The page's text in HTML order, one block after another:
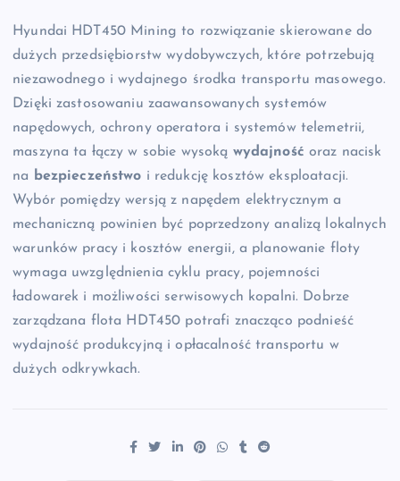
Hyundai HDT450 Mining to rozwiązanie skierowane do
dużych przedsiębiorstw wydobywczych, które potrzebują
niezawodnego i wydajnego środka transportu masowego.
Dzięki zastosowaniu zaawansowanych systemów
napędowych, ochrony operatora i systemów telemetrii,
maszyna ta łączy w sobie wysoką wydajność oraz nacisk
na
bezpieczeństwo i redukcję kosztów eksploatacji.
Wybór pomiędzy wersją z napędem elektrycznym a
mechaniczną powinien być poprzedzony analizą lokalnych
warunków pracy i kosztów energii, a planowanie floty
wymaga uwzględnienia cyklu pracy, pojemności
ładowarek i możliwości serwisowych kopalni. Dobrze
zarządzana flota HDT450 potrafi znacząco podnieść
wydajność produkcyjną i opłacalność transportu w
dużych odkrywkach.